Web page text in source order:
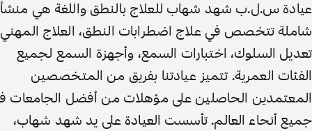
عيادة س.ل.ب شهد شهاب للعلاج بالنطق واللغة هي
شاملة تتخصص في علاج اضطرابات النطق، العلاج
تعديل السلوك، اختبارات السمع، وأجهزة السمع لجميع
الفئات العمرية. تتميز عيادتنا بفريق من المتخصصين
المعتمدين الحاصلين على مؤهلات من أفضل الجامعات
جميع أنحاء العالم. تأسست العيادة على يد شهد شهاب،